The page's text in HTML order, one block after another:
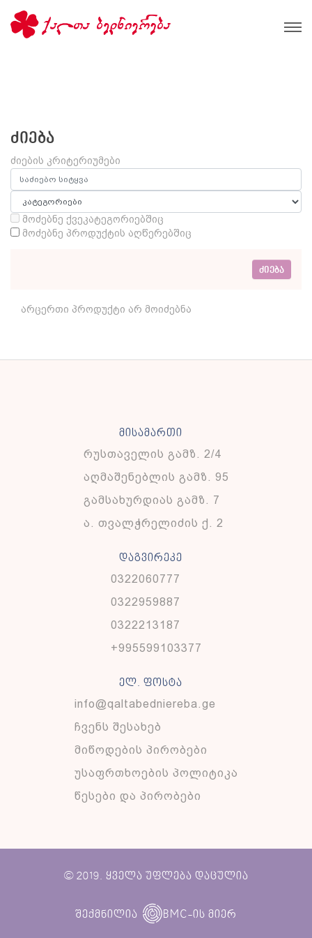
ძიება
ძიების კრიტერიუმები
მოძებნე ქვეკატეგორიებშიც
მოძებნე პროდუქტის აღწერებშიც
არცერთი პროდუქტი არ მოიძებნა
მისამართი
რუსთაველის გამზ. 2/4
აღმაშენებლის გამზ. 95
გამსახურდიას გამზ. 7
ა. თვალჭრელიძის ქ. 2
დაგვირეკე
0322060777
0322959887
0322213187
+995599103377
ელ. ფოსტა
info@qaltabedniereba.ge
ჩვენს შესახებ
მიწოდების პირობები
უსაფრთხოების პოლიტიკა
წესები და პირობები
© 2019. ყველა უფლება დაცულია
შექმნილია BMC-ის მიერ